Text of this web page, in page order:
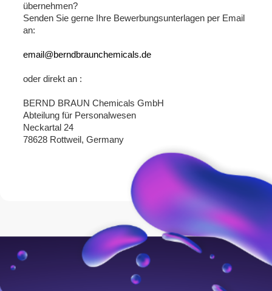
übernehmen?
Senden Sie gerne Ihre Bewerbungsunterlagen per Email
an:
email@berndbraunchemicals.de
oder direkt an :
BERND BRAUN Chemicals GmbH
Abteilung für Personalwesen
Neckartal 24
78628 Rottweil, Germany